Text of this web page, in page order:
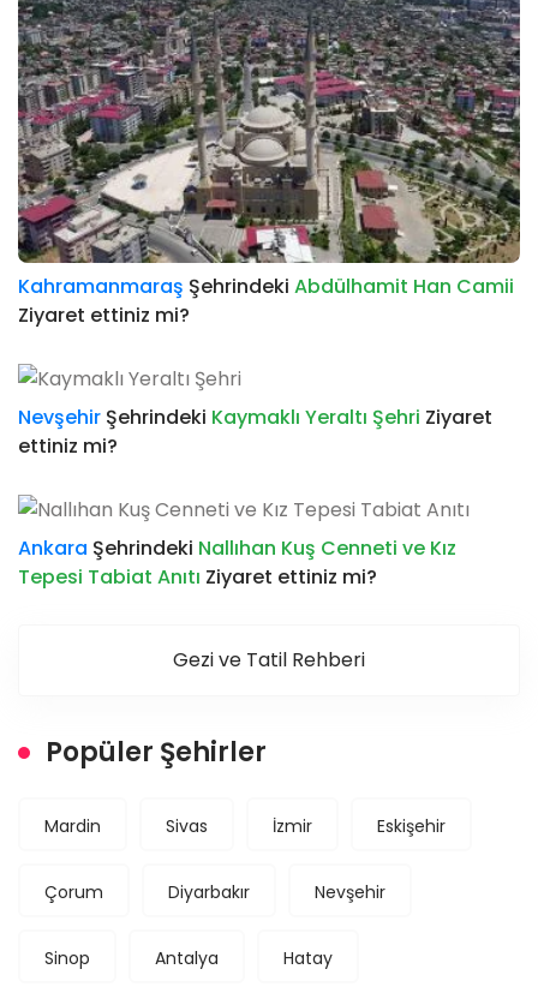
Kahramanmaraş Şehrindeki Abdülhamit Han Camii
Ziyaret ettiniz mi?
Nevşehir Şehrindeki Kaymaklı Yeraltı Şehri Ziyaret
ettiniz mi?
Ankara Şehrindeki Nallıhan Kuş Cenneti ve Kız
Tepesi Tabiat Anıtı Ziyaret ettiniz mi?
Gezi ve Tatil Rehberi
Popüler Şehirler
Mardin Sivas İzmir Eskişehir
Çorum Diyarbakır Nevşehir
Sinop Antalya Hatay